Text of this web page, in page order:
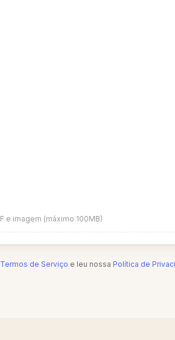
e imagem (máximo 100MB)
Termos de Serviço e leu nossa Política de